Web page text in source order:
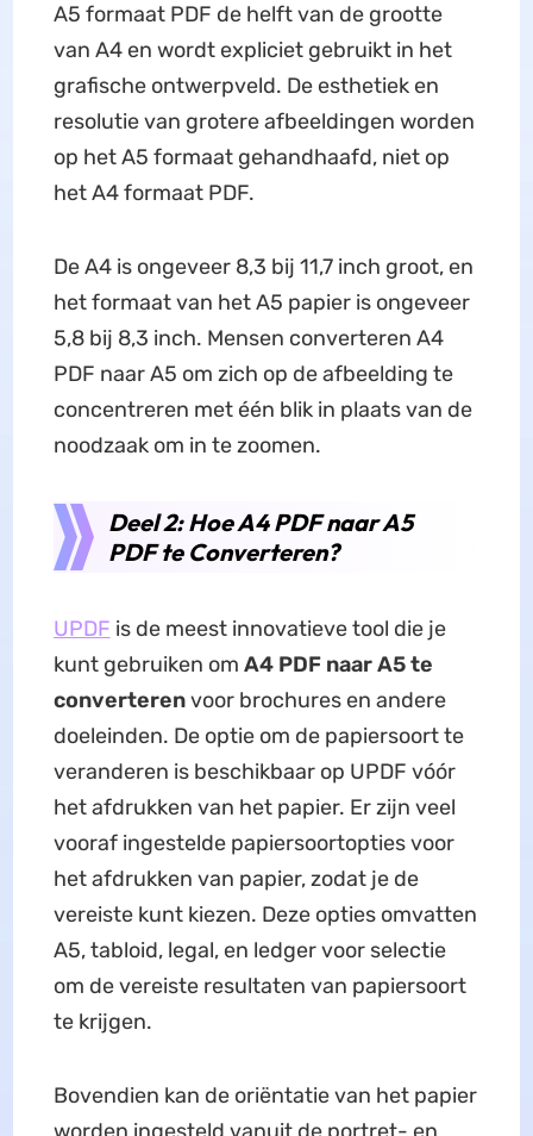
A5 formaat PDF de helft van de grootte
van A4 en wordt expliciet gebruikt in het
grafische ontwerpveld. De esthetiek en
resolutie van grotere afbeeldingen worden
op het A5 formaat gehandhaafd, niet op
het A4 formaat PDF.
De A4 is ongeveer 8,3 bij 11,7 inch groot, en
het formaat van het A5 papier is ongeveer
5,8 bij 8,3 inch. Mensen converteren A4
PDF naar A5 om zich op de afbeelding te
concentreren met één blik in plaats van de
noodzaak om in te zoomen.
Deel 2: Hoe A4 PDF naar A5
PDF te Converteren?
UPDF is de meest innovatieve tool die je
kunt gebruiken om A4 PDF naar A5 te
converterenvoor brochures en andere
doeleinden. De optie om de papiersoort te
veranderen is beschikbaar op UPDF vóór
het afdrukken van het papier. Er zijn veel
vooraf ingestelde papiersoortopties voor
het afdrukken van papier, zodat je de
vereiste kunt kiezen. Deze opties omvatten
A5, tabloid, legal, en ledger voor selectie
om de vereiste resultaten van papiersoort
te krijgen.
Bovendien kan de oriëntatie van het papier